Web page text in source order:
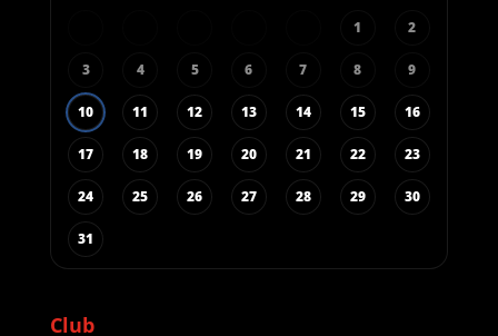
1 2
3 4 5 6 7 8 9
10 11 12 13 14 15 16
17 18 19 20 21 22 23
24 25 26 27 28 29 30
31
Club